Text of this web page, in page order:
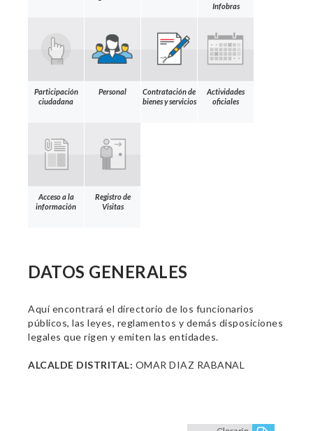
Infobras
Participación
ciudadana
Personal
Contratación de
bienes y servicios
Actividades
oficiales
Acceso a la
información
Registro de
Visitas
DATOS GENERALES
Aquí encontrará el directorio de los funcionarios
públicos, las leyes, reglamentos y demás disposiciones
legales que rigen y emiten las entidades.
ALCALDE DISTRITAL: OMAR DIAZ RABANAL